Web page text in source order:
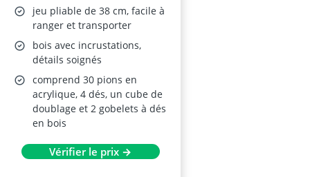
jeu pliable de 38 cm, facile à
ranger et transporter
bois avec incrustations,
détails soignés
comprend 30 pions en
acrylique, 4 dés, un cube de
doublage et 2 gobelets à dés
en bois
Vérifier le prix →